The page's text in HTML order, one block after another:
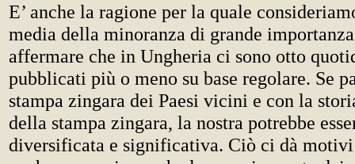
E’ anche la ragione per la quale
media della minoranza di grande
affermare che in Ungheria ci sono otto
pubblicati più o meno su base regolare. Se
stampa zingara dei Paesi vicini e con la
della stampa zingara, la nostra potrebbe
diversificata e significativa. Ciò ci dà motivi